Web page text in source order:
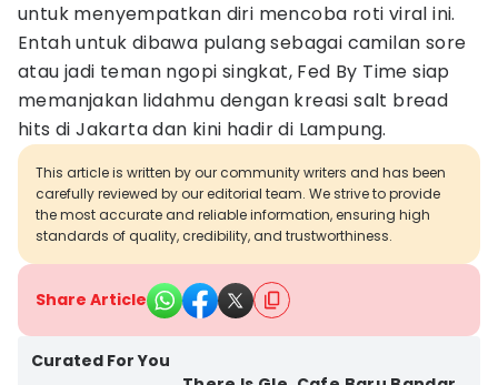
untuk menyempatkan diri mencoba roti viral ini.
Entah untuk dibawa pulang sebagai camilan sore
atau jadi teman ngopi singkat, Fed By Time siap
memanjakan lidahmu dengan kreasi salt bread
hits di Jakarta dan kini hadir di Lampung.
This article is written by our community writers and has been
carefully reviewed by our editorial team. We strive to provide
the most accurate and reliable information, ensuring high
standards of quality, credibility, and trustworthiness.
Share Article
Curated For You